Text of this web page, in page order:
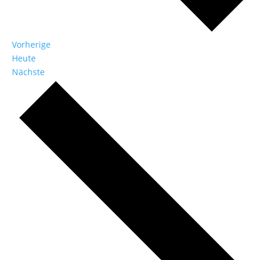
VorherigeVeranstaltungen
Heute
NächsteVeranstaltungen